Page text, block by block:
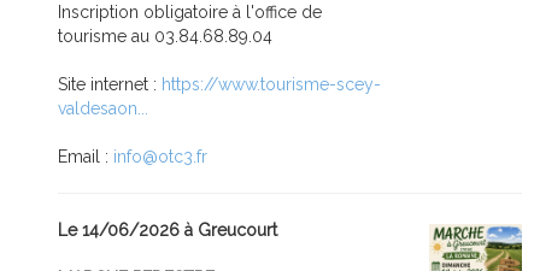
Inscription obligatoire à l'office de
tourisme au 03.84.68.89.04
Site internet : https://www.tourisme-scey-
valdesaon...
Email : info@otc3.fr
Le 14/06/2026 à Greucourt